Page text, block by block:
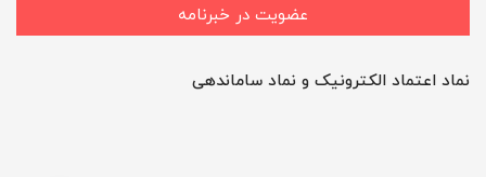
عضویت در خبرنامه
نماد اعتماد الکترونیک و نماد ساماندهی